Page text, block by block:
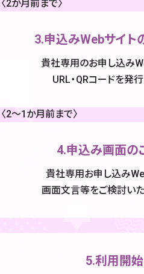
3.申込みWebサイト
〈2か月前まで〉
貴社専用のお申し込み
URL・QRコードを発行
4.申込み画面の
〈2〜1か月前まで〉
貴社専用お申し込み
画面文言等をご検討いた
5.利用開始